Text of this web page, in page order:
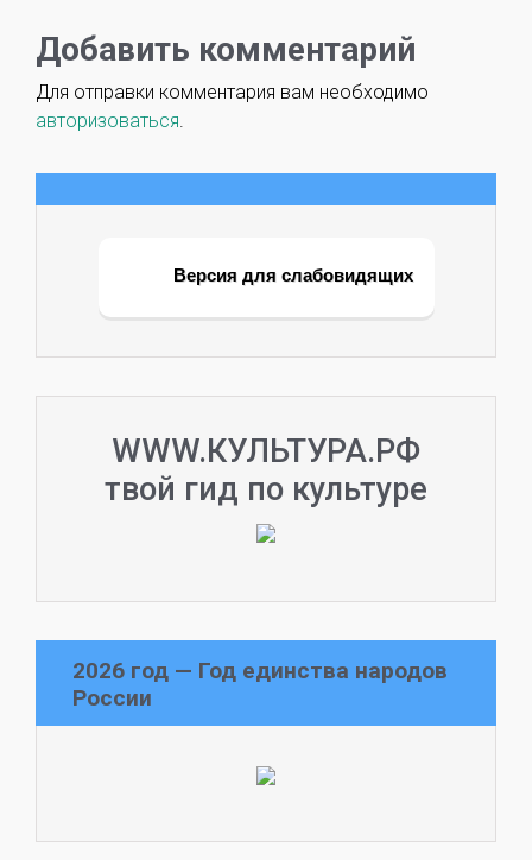
Добавить комментарий
Для отправки комментария вам необходимо
авторизоваться.
Версия для слабовидящих
WWW.КУЛЬТУРА.РФ
твой гид по культуре
2026 год — Год единства народов
России